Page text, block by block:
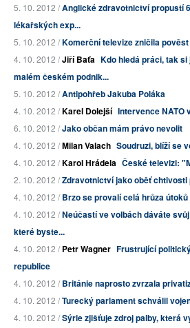
5. 10. 2012 /Anglické zdravotnictví propustí
lékařských exp...
5. 10. 2012 /Komerční televize zničila
4. 10. 2012 /Jiří Baťa Kdo hledá práci, tak
malém českém podnik...
5. 10. 2012 /Antipohřeb Jakuba Poláka
4. 10. 2012 /Karel Dolejší Intervence NATO
6. 10. 2012 /Jako občan mám právo nevolit
4. 10. 2012 /Milan Valach Soudruzi, blíží se
4. 10. 2012 /Karol Hrádela České televizi:
2. 10. 2012 /Zdravotnictví jako oběť chtivosti
4. 10. 2012 /Brzo se provalí celá hrůza
4. 10. 2012 /Neúčastí ve volbách dáváte
které byste...
4. 10. 2012 /Petr Wagner Frustrující
republice
4. 10. 2012 /Británie naprosto zvrzala
4. 10. 2012 /Turecký parlament schválil
4. 10. 2012 /Sýrie zjišťuje zdroj palby, která